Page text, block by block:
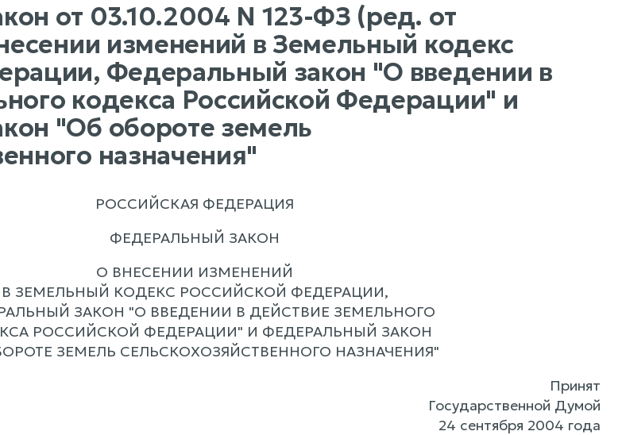
от 03.10.2004 N 123-ФЗ (ред. от
изменений в Земельный кодекс
Федеральный закон "О введении в
кодекса Российской Федерации" и
"Об обороте земель
назначения"
РОССИЙСКАЯ ФЕДЕРАЦИЯ
ФЕДЕРАЛЬНЫЙ ЗАКОН
О ВНЕСЕНИИ ИЗМЕНЕНИЙ
В ЗЕМЕЛЬНЫЙ КОДЕКС РОССИЙСКОЙ ФЕДЕРАЦИИ,
ЗАКОН "О ВВЕДЕНИИ В ДЕЙСТВИЕ ЗЕМЕЛЬНОГО
РОССИЙСКОЙ ФЕДЕРАЦИИ" И ФЕДЕРАЛЬНЫЙ ЗАКОН
ЗЕМЕЛЬ СЕЛЬСКОХОЗЯЙСТВЕННОГО НАЗНАЧЕНИЯ"
Принят
Государственной Думой
24 сентября 2004 года